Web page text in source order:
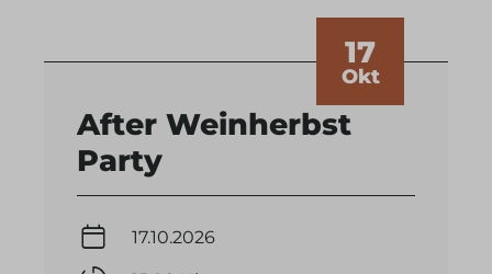
17
Okt
After Weinherbst
Party
17.10.2026